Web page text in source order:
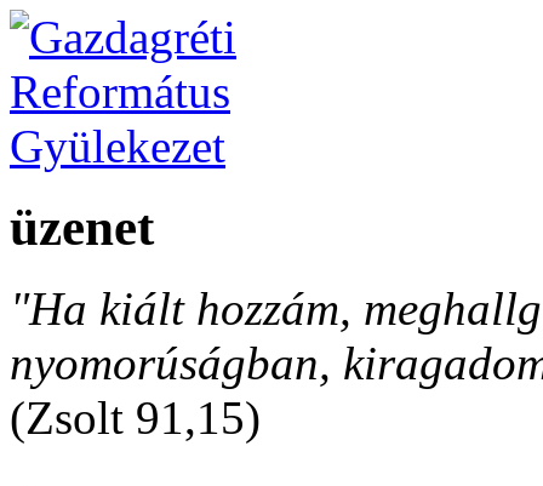
üzenet
"Ha kiált hozzám,
nyomorúságban,
(Zsolt 91,15)